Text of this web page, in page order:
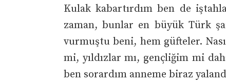
Kulak kabartırdım ben de
zaman, bunlar en büyük Türk
vurmuştu beni, hem güfteler.
mi, yıldızlar mı, gençliğim mi
ben sorardım anneme biraz